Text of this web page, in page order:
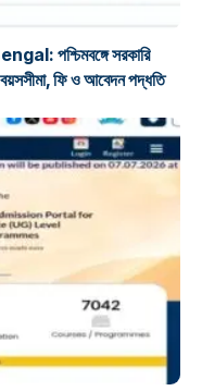
পশ্চিমবঙ্গে সরকারি
ফি ও আবেদন পদ্ধতি